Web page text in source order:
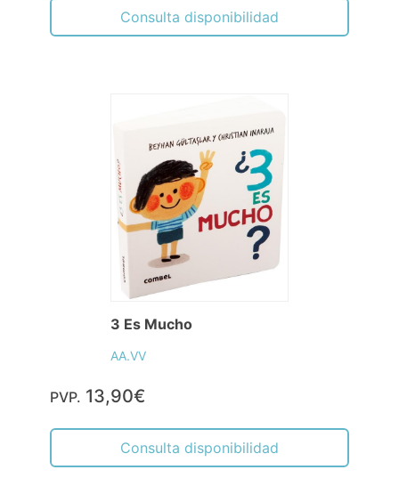
Consulta disponibilidad
3 Es Mucho
AA.VV
PVP. 13,90€
Consulta disponibilidad